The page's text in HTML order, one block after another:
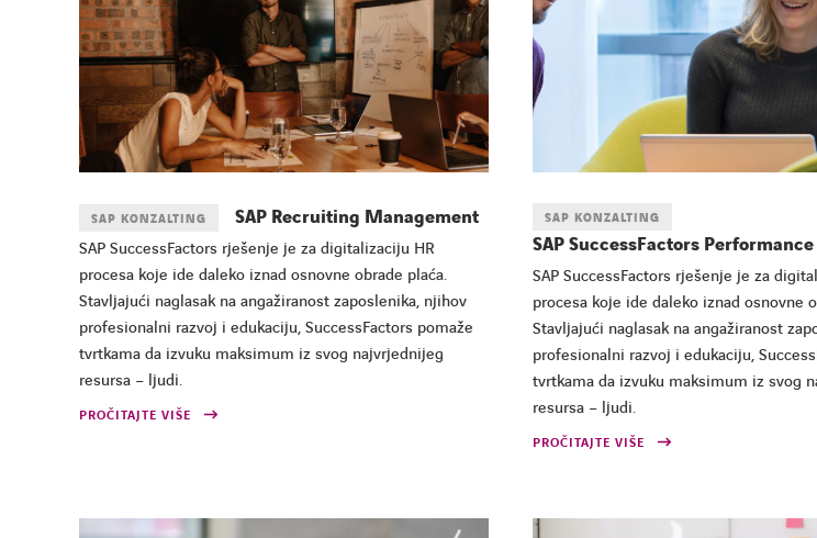
SAP KONZALTING SAP Recruiting Management
SAP SuccessFactors rješenje je za digitalizaciju HR
procesa koje ide daleko iznad osnovne obrade plaća.
Stavljajući naglasak na angažiranost zaposlenika, njihov
profesionalni razvoj i edukaciju, SuccessFactors pomaže
tvrtkama da izvuku maksimum iz svog najvrjednijeg
resursa – ljudi.
PROČITAJTE VIŠE
SAP KONZALTING
SAP SuccessFactors Performance
SAP SuccessFactors rješenje je za
procesa koje ide daleko iznad osnovne
Stavljajući naglasak na angažiranost
profesionalni razvoj i edukaciju,
tvrtkama da izvuku maksimum iz svog
resursa – ljudi.
PROČITAJTE VIŠE